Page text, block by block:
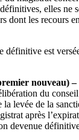
elles ne
dont les recours
est
nouveau) –
du
la levée de la
après
devenue